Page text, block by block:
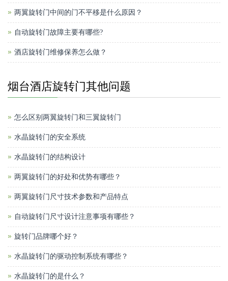
两翼旋转门中间的门不平移是什么原因？
自动旋转门故障主要有哪些?
酒店旋转门维修保养怎么做？
烟台酒店旋转门其他问题
怎么区别两翼旋转门和三翼旋转门
水晶旋转门的安全系统
水晶旋转门的结构设计
两翼旋转门的好处和优势有哪些？
两翼旋转门尺寸技术参数和产品特点
自动旋转门尺寸设计注意事项有哪些？
旋转门品牌哪个好？
水晶旋转门的驱动控制系统有哪些？
水晶旋转门的是什么？